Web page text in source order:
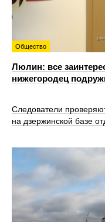
Общество
Люлин: все
нижегородец
Следователи
на дзержинской базе